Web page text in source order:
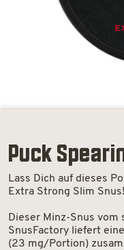
Puck
Lass Dich auf dieses
Extra Strong Slim Snus!
Dieser Minz-Snus vom
SnusFactory liefert
(23 mg/Portion)